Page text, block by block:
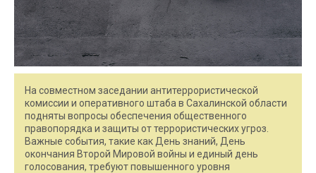
На совместном заседании антитеррористической
комиссии и оперативного штаба в Сахалинской области
подняты вопросы обеспечения общественного
правопорядка и защиты от террористических угроз.
Важные события, такие как День знаний, День
окончания Второй Мировой войны и единый день
голосования, требуют повышенного уровня